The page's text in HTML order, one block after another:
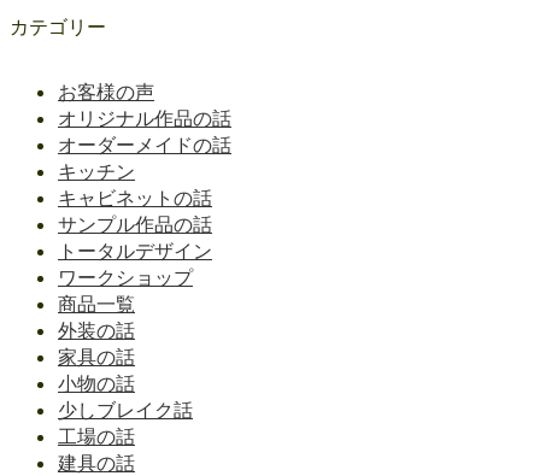
カテゴリー
お客様の声
オリジナル作品の話
オーダーメイドの話
キッチン
キャビネットの話
サンプル作品の話
トータルデザイン
ワークショップ
商品一覧
外装の話
家具の話
小物の話
少しブレイク話
工場の話
建具の話